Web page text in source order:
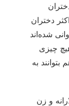
دختران
شده‌اند
چیزی
به
و زن